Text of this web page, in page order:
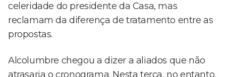
celeridade do presidente da Casa, mas
reclamam da diferença de tratamento entre as
propostas.
Alcolumbre chegou a dizer a aliados que não
atrasaria o cronograma. Nesta terça, no entanto,